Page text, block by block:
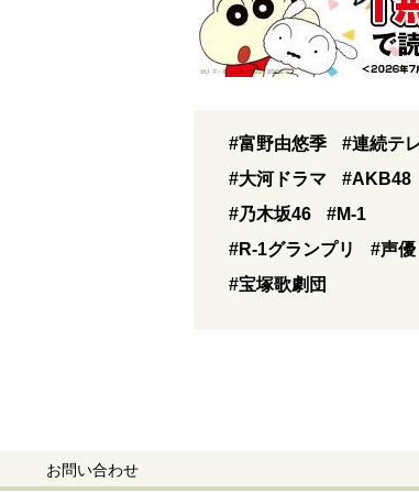
#富野由悠季
#連続テ
#大河ドラマ
#AKB48
#乃木坂46
#M-1
#R-1グランプリ
#声優
#宝塚歌劇団
お問い合わせ